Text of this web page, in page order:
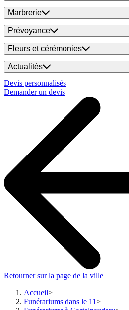
Marbrerie
Prévoyance
Fleurs et cérémonies
Actualités
Devis personnalisés
Demander un devis
Retourner sur la page de la ville
Accueil
Funérariums dans le 11